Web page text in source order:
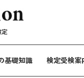
ンナビゲ
定
基礎知識 検定受検案